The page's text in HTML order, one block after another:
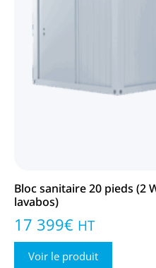
Bloc sanitaire 20 pieds (2
lavabos)
17 399€ HT
Voir le produit